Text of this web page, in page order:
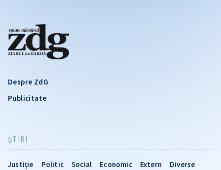
Despre ZdG
Publicitate
ŞTIRI
Justiție Politic Social Economic Extern Diverse